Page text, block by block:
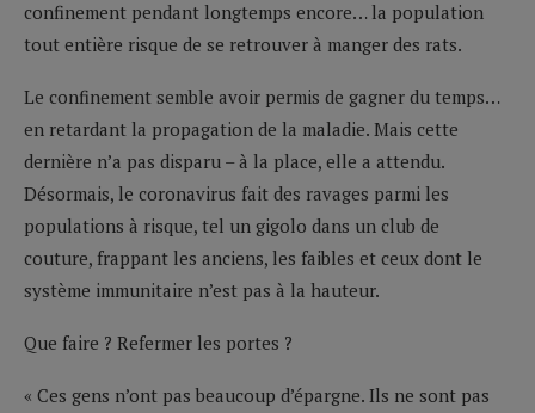
confinement pendant longtemps encore… la population
tout entière risque de se retrouver à manger des rats.
Le confinement semble avoir permis de gagner du temps…
en retardant la propagation de la maladie. Mais cette
dernière n’a pas disparu – à la place, elle a attendu.
Désormais, le coronavirus fait des ravages parmi les
populations à risque, tel un gigolo dans un club de
couture, frappant les anciens, les faibles et ceux dont le
système immunitaire n’est pas à la hauteur.
Que faire ? Refermer les portes ?
« Ces gens n’ont pas beaucoup d’épargne. Ils ne sont pas